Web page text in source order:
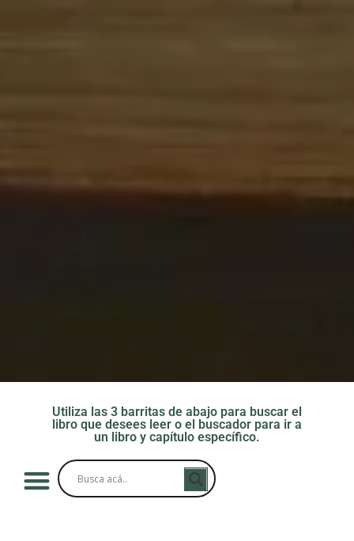
Utiliza las 3 barritas de abajo para buscar el
libro que desees leer o el buscador para ir a
un libro y capítulo específico.